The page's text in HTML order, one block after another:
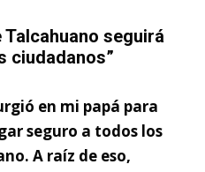
seguirá
ciudadanos”
en mi papá para
seguro a todos los
A raíz de eso,